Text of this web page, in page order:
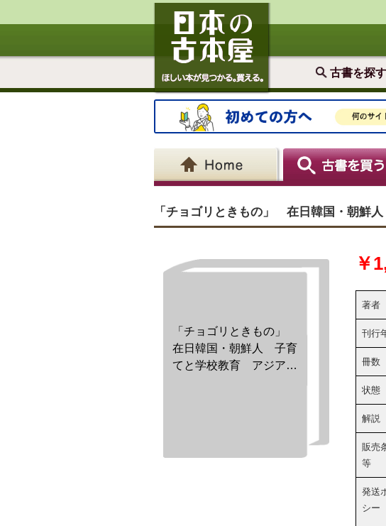
古書を探す
「チョゴリときもの」 在日韓国・朝鮮
「チョゴリときもの」
在日韓国・朝鮮人 子育
てと学校教育 アジアの
￥
著者
刊行
冊数
状態
解説
販売
等
発送
シー